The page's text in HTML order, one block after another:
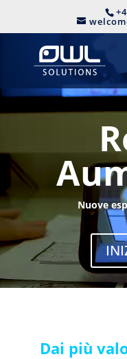
Nuove
Dai più